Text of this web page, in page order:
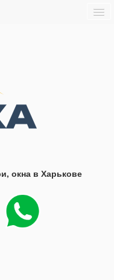
окна в Харькове